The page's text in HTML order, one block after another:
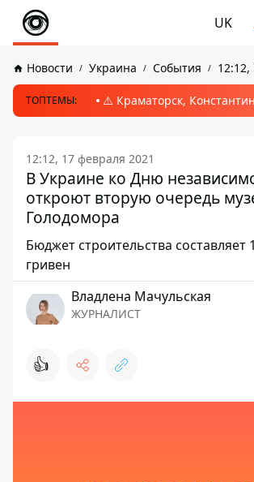
UK
Новости Украина События 12:12,
ТОПТЕМЫ: ⚠️ Краматорск,
12:12, 17 февраля 2021
В Украине ко Дню
откроют вторую очередь
Голодомора
Бюджет строительства составляет
гривен
Владлена Мачульская
ЖУРНАЛИСТ
👍